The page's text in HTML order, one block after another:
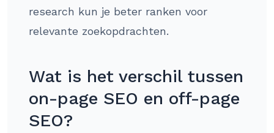
research kun je beter ranken voor
relevante zoekopdrachten.
Wat is het verschil tussen
on-page SEO en off-page
SEO?